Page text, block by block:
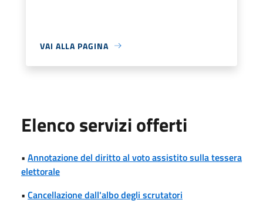
VAI ALLA PAGINA
Elenco servizi offerti
• Annotazione del diritto al voto assistito sulla tessera
elettorale
• Cancellazione dall'albo degli scrutatori